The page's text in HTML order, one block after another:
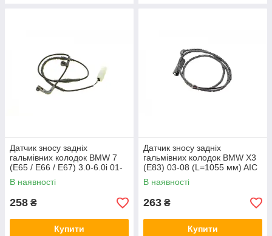
Датчик зносу задніх
гальмівних колодок BMW 7
(E65 / E66 / E67) 3.0-6.0i 01-
09 (L=845 мм) AIC 53942
В наявності
258 ₴
Купити
Датчик зносу задніх
гальмівних колодок BMW X3
(E83) 03-08 (L=1055 мм) AIC
55243
В наявності
263 ₴
Купити